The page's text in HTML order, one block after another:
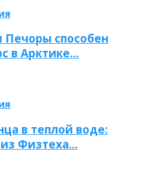
способен
в Арктике…
в теплой воде:
Физтеха…